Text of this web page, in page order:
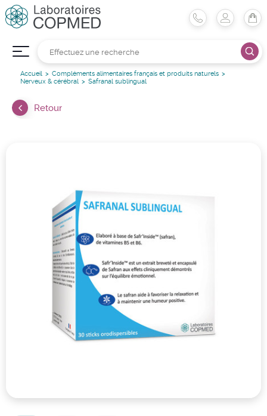
Accueil
Compléments alimentaires français et produits naturels
Nerveux & cérébral
Safranal sublingual
Retour